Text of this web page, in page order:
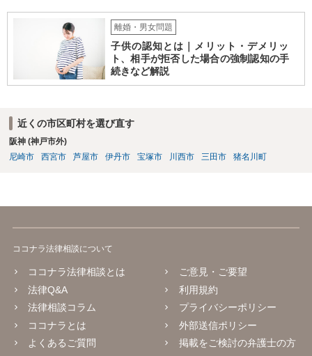
離婚・男女問題
子供の認知とは｜メリット・デメリッ
ト、相手が拒否した場合の強制認知の手
続きなど解説
近くの市区町村を選び直す
阪神 (神戸市外)
尼崎市
西宮市 芦屋市 伊丹市 宝塚市 川西市 三田市 猪名川町
ココナラ法律相談について
ココナラ法律相談とは
法律Q&A
法律相談コラム
ココナラとは
よくあるご質問
ご意見・ご要望
利用規約
プライバシーポリシー
外部送信ポリシー
掲載をご検討の弁護士の方